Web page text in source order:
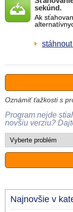
sekúnd.
Ak
Oznámiť ťažkosti s
Program nejde
novšiu verziu?
Najnovšie v